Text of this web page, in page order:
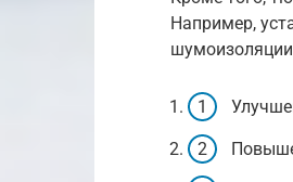
Например,